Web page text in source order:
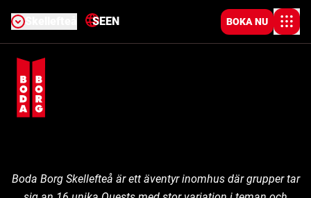
SEEN BOKA NU
Boda Borg Skellefteå är ett äventyr inomhus där grupper tar